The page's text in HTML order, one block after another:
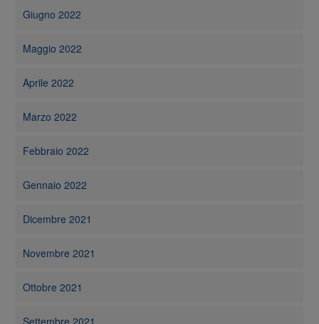
Giugno 2022
Maggio 2022
Aprile 2022
Marzo 2022
Febbraio 2022
Gennaio 2022
Dicembre 2021
Novembre 2021
Ottobre 2021